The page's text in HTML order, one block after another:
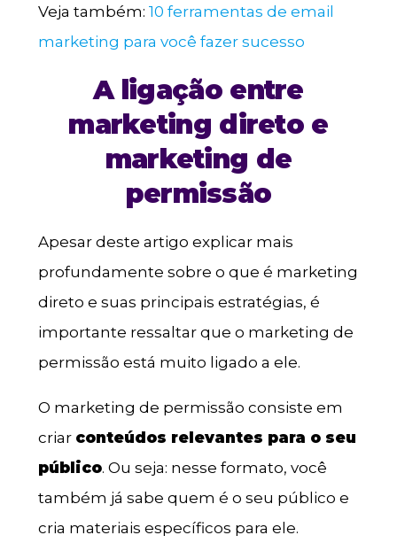
Veja também: 10 ferramentas de email
marketing para você fazer sucesso
A ligação entre
marketing direto e
marketing de
permissão
Apesar deste artigo explicar mais
profundamente sobre o que é marketing
direto e suas principais estratégias, é
importante ressaltar que o marketing de
permissão está muito ligado a ele.
O marketing de permissão consiste em
criar conteúdos relevantes para o seu
público. Ou seja: nesse formato, você
também já sabe quem é o seu público e
cria materiais específicos para ele.